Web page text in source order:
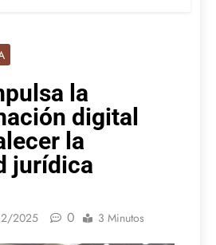
la
digital
la
jurídica
2025 0 3 Minutos